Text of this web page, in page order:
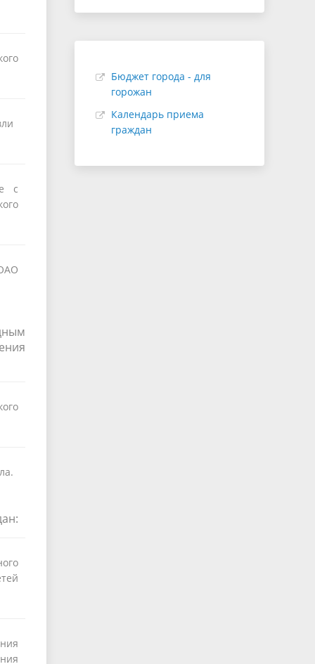
с
Бюджет города - для
горожан
Календарь приема
граждан